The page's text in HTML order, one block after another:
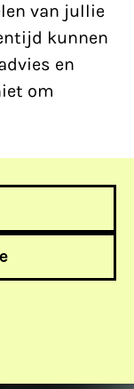
van jullie
kunnen
en
om